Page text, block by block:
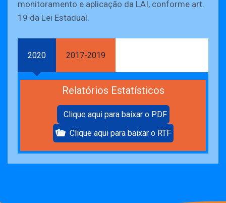
monitoramento e aplicação da LAI, conforme art.
19 da Lei Estadual.
2020 2017-2019
Relatórios Estatísticos
Clique aqui para baixar o PDF
Clique aqui para baixar o RTF